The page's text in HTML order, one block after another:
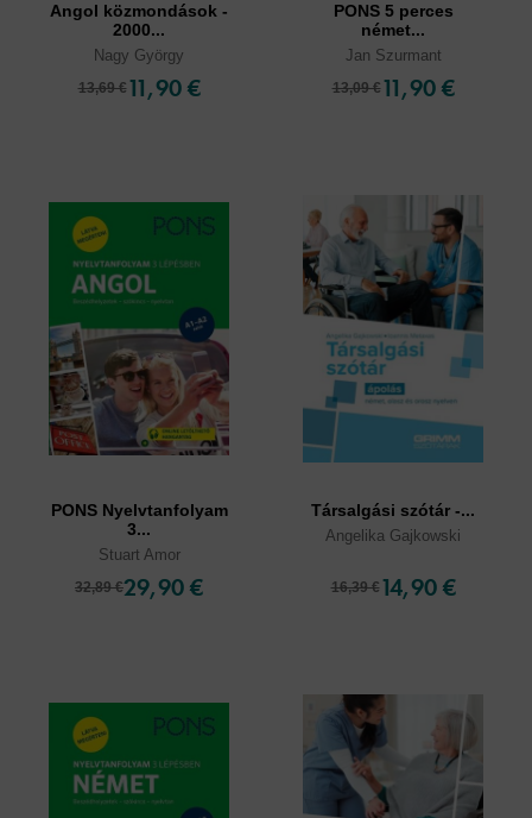
Angol közmondások -
2000...
Nagy György
13,69 € 11,90 €
PONS 5 perces
német...
Jan Szurmant
13,09 € 11,90 €
PONS Nyelvtanfolyam
3...
Stuart Amor
32,89 €29,90 €
Társalgási szótár -...
Angelika Gajkowski
16,39 € 14,90 €